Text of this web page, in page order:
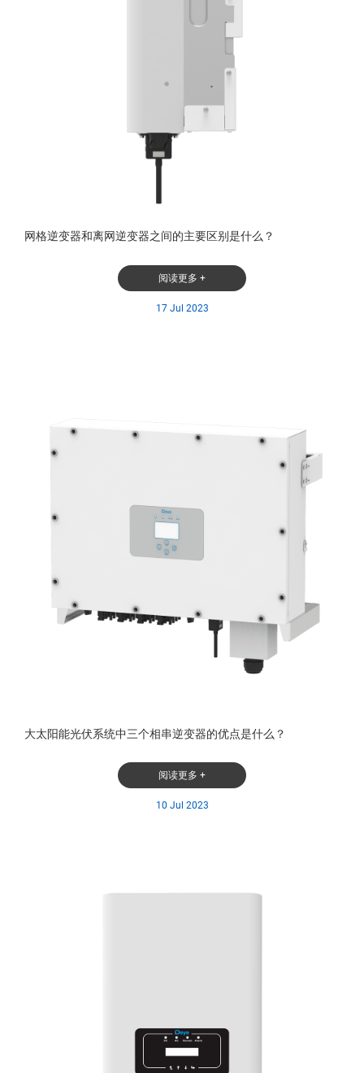
网格逆变器和离网逆变器之间的主要区别是什么？
阅读更多 +
17 Jul 2023
大太阳能光伏系统中三个相串逆变器的优点是什么？
阅读更多 +
10 Jul 2023